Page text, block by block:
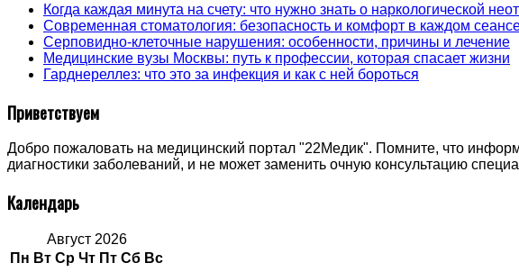
Когда каждая минута на счету: что нужно знать о наркологической
Современная стоматология: безопасность и комфорт в каждом
Серповидно-клеточные нарушения: особенности, причины и лечение
Медицинские вузы Москвы: путь к профессии, которая спасает жизни
Гарднереллез: что это за инфекция и как с ней бороться
Приветствуем
Добро пожаловать на медицинский портал "22Медик". Помните, что
диагностики заболеваний, и не может заменить очную консультацию
Календарь
Август 2026
Пн Вт Ср Чт Пт Сб Вс